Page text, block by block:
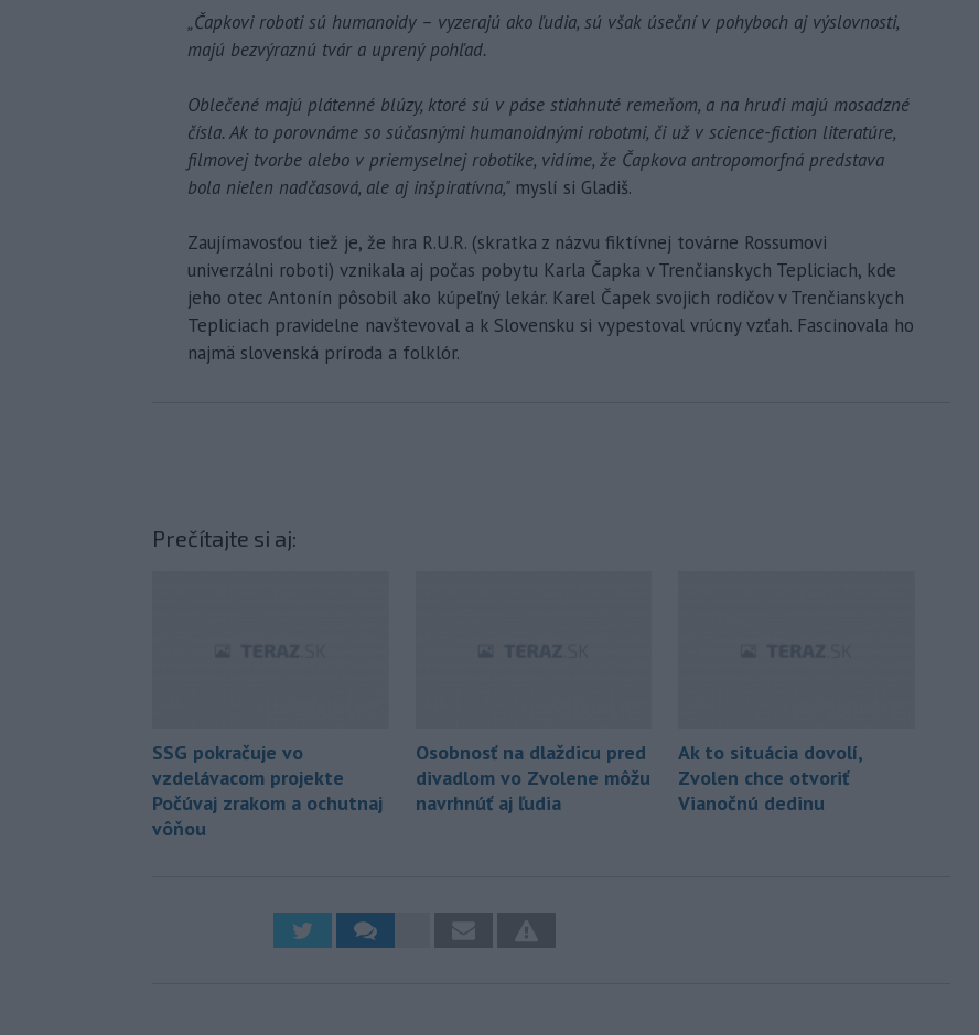
„Čapkovi roboti sú humanoidy – vyzerajú ako ľudia, sú však úseční v pohyboch aj výslovnosti,
majú bezvýraznú tvár a uprený pohľad.
Oblečené majú plátenné blúzy, ktoré sú v páse stiahnuté remeňom, a na hrudi majú mosadzné
čísla. Ak to porovnáme so súčasnými humanoidnými robotmi, či už v science-fiction literatúre,
filmovej tvorbe alebo v priemyselnej robotike, vidíme, že Čapkova antropomorfná predstava
bola nielen nadčasová, ale aj inšpiratívna," myslí si Gladiš.
Zaujímavosťou tiež je, že hra R.U.R. (skratka z názvu fiktívnej továrne Rossumovi
univerzálni roboti) vznikala aj počas pobytu Karla Čapka v Trenčianskych Tepliciach, kde
jeho otec Antonín pôsobil ako kúpeľný lekár. Karel Čapek svojich rodičov v Trenčianskych
Tepliciach pravidelne navštevoval a k Slovensku si vypestoval vrúcny vzťah. Fascinovala ho
najmä slovenská príroda a folklór.
Prečítajte si aj:
SSG pokračuje vo
vzdelávacom projekte
Počúvaj zrakom a ochutnaj
vôňou
Osobnosť na dlaždicu pred
divadlom vo Zvolene môžu
navrhnúť aj ľudia
Ak to situácia dovolí,
Zvolen chce otvoriť
Vianočnú dedinu